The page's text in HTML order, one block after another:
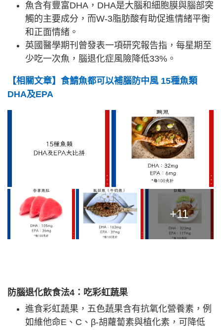
魚含有豐富DHA，DHA是大腦和細胞膜與腦部突
觸的主要成分，而W-3脂肪酸有助促進情緒平衡
和正面情緒。
英國醫學期刊曾發表一項研究報告指，每星期至
少吃一次魚，腦退化症風險降低33%。
【相關文章】食鯖魚都可以補腦防中風 15種魚類
DHA及EPA
+11
防腦退化飲食法4 ：吃彩虹蔬果
進食彩虹蔬果，五色蔬果含有抗氧化營養素，例
如維他命E、C、β-胡蘿蔔素與植化素，可降低